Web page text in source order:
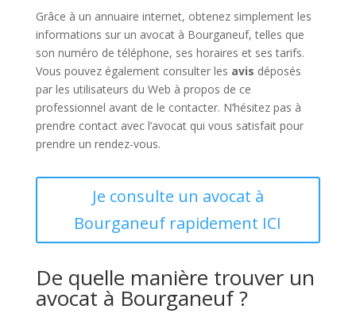
Grâce à un annuaire internet, obtenez simplement les
informations sur un avocat à Bourganeuf, telles que
son numéro de téléphone, ses horaires et ses tarifs.
Vous pouvez également consulter les avis déposés
par les utilisateurs du Web à propos de ce
professionnel avant de le contacter. N’hésitez pas à
prendre contact avec l’avocat qui vous satisfait pour
prendre un rendez-vous.
Je consulte un avocat à
Bourganeuf rapidement ICI
De quelle manière trouver un
avocat à Bourganeuf ?